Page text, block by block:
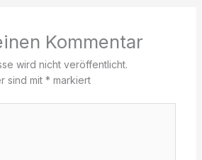
Kommentar
wird nicht veröffentlicht.
sind mit * markiert